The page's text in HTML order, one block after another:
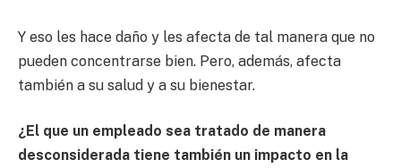
Y eso les hace daño y les afecta de tal manera que no
pueden concentrarse bien. Pero, además, afecta
también a su salud y a su bienestar.
¿ El que un empleado sea tratado de manera
desconsiderada tiene también un impacto en la